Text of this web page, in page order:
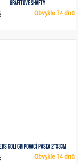
grafitové shafty
Obvykle 14 dnů
Golf gripovací páska 2"x33m
Obvykle 14 dnů